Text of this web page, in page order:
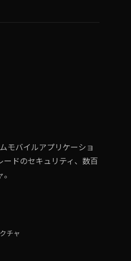
モバイルアプリケーショ
ドのセキュリティ、数百
チャ